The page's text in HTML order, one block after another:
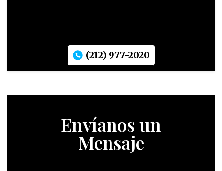
(212) 977-2020
Envíanos un
Mensaje